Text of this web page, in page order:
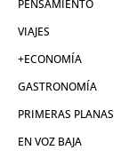
CREACIÓN
PENSAMIENTO
VIAJES
+ECONOMÍA
GASTRONOMÍA
PRIMERAS PLANAS